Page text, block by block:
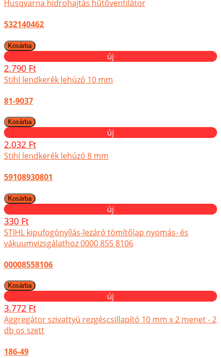
Husqvarna hidrohajtás hűtőventilátor
532140462
új
2.790 Ft
Stihl lendkerék lehúzó 10 mm
81-9037
új
2.032 Ft
Stihl lendkerék lehúzó 8 mm
59108930801
új
330 Ft
STIHL kipufogónyílás-lezáró tömítőlap nyomás- és
vákuumvizsgálathoz 0000 855 8106
00008558106
új
3.772 Ft
Aggregátor szivattyú rezgéscsillapító 10 mm x 2 menet - 2
db os szett
186-49